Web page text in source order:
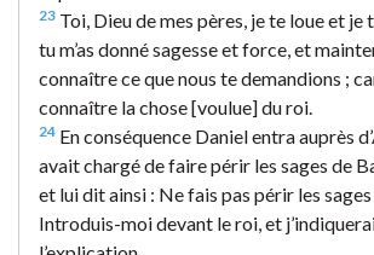
23 Toi, Dieu de mes pères, je te loue et
tu m’as donné sagesse et force, et
connaître ce que nous te demandions ;
connaître la chose [voulue] du roi.
24 En conséquence Daniel entra auprès
avait chargé de faire périr les sages de
et lui dit ainsi : Ne fais pas périr les
Introduis-moi devant le roi, et